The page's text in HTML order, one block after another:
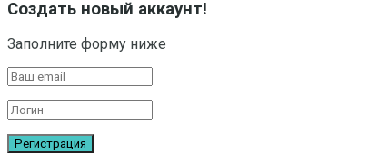
Создать новый аккаунт!
Заполните форму ниже